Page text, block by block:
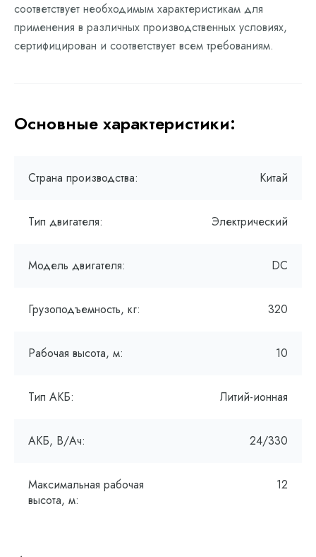
соответствует необходимым характеристикам для
применения в различных производственных условиях,
сертифицирован и соответствует всем требованиям.
Основные характеристики:
Страна производства: Китай
Тип двигателя: Электрический
Модель двигателя: DC
Грузоподъемность, кг: 320
Рабочая высота, м: 10
Тип АКБ: Литий-ионная
АКБ, В/Ач: 24/330
Максимальная рабочая
высота, м:
12